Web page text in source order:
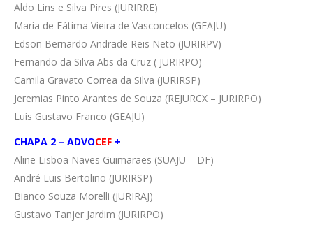
Aldo Lins e Silva Pires (JURIRRE)
Maria de Fátima Vieira de Vasconcelos (GEAJU)
Edson Bernardo Andrade Reis Neto (JURIRPV)
Fernando da Silva Abs da Cruz ( JURIRPO)
Camila Gravato Correa da Silva (JURIRSP)
Jeremias Pinto Arantes de Souza (REJURCX – JURIRPO)
Luís Gustavo Franco (GEAJU)
CHAPA 2 – ADVOCEF +
Aline Lisboa Naves Guimarães (SUAJU – DF)
André Luis Bertolino (JURIRSP)
Bianco Souza Morelli (JURIRAJ)
Gustavo Tanjer Jardim (JURIRPO)